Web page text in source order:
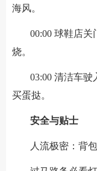
海风。
00:00 球鞋店关
烧。
03:00 清洁车
买蛋挞。
安全与贴士
人流极密：背